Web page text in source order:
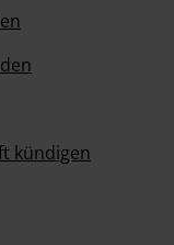
kündigen